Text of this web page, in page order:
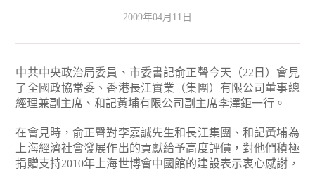
2009年04月11日
中共中央政治局委員、市委書記俞正聲今天（22日）會見
了全國政協常委、香港長江實業（集團）有限公司董事總
經理兼副主席、和記黃埔有限公司副主席李澤鉅一行。
在會見時，俞正聲對李嘉誠先生和長江集團、和記黃埔為
上海經濟社會發展作出的貢獻給予高度評價，對他們積極
捐贈支持2010年上海世博會中國館的建設表示衷心感謝，